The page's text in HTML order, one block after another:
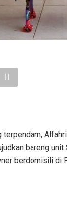
bareng
berdomisili di